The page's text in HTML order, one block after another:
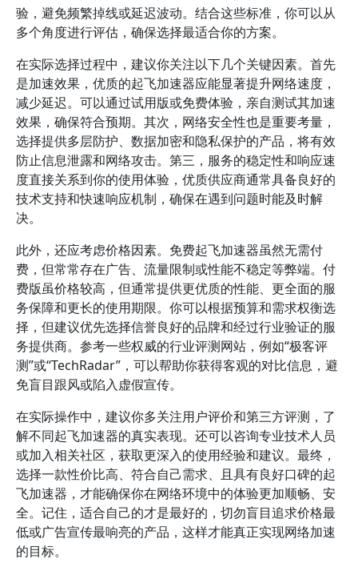
验，避免频繁掉线或延迟波动。结合这些标准，你可以从
多个角度进行评估，确保选择最适合你的方案。
在实际选择过程中，建议你关注以下几个关键因素。首先
是加速效果，优质的起飞加速器应能显著提升网络速度，
减少延迟。可以通过试用版或免费体验，亲自测试其加速
效果，确保符合预期。其次，网络安全性也是重要考量，
选择提供多层防护、数据加密和隐私保护的产品，将有效
防止信息泄露和网络攻击。第三，服务的稳定性和响应速
度直接关系到你的使用体验，优质供应商通常具备良好的
技术支持和快速响应机制，确保在遇到问题时能及时解
决。
此外，还应考虑价格因素。免费起飞加速器虽然无需付
费，但常常存在广告、流量限制或性能不稳定等弊端。付
费版虽价格较高，但通常提供更优质的性能、更全面的服
务保障和更长的使用期限。你可以根据预算和需求权衡选
择，但建议优先选择信誉良好的品牌和经过行业验证的服
务提供商。参考一些权威的行业评测网站，例如“极客评
测”或“TechRadar”，可以帮助你获得客观的对比信息，避
免盲目跟风或陷入虚假宣传。
在实际操作中，建议你多关注用户评价和第三方评测，了
解不同起飞加速器的真实表现。还可以咨询专业技术人员
或加入相关社区，获取更深入的使用经验和建议。最终，
选择一款性价比高、符合自己需求、且具有良好口碑的起
飞加速器，才能确保你在网络环境中的体验更加顺畅、安
全。记住，适合自己的才是最好的，切勿盲目追求价格最
低或广告宣传最响亮的产品，这样才能真正实现网络加速
的目标。